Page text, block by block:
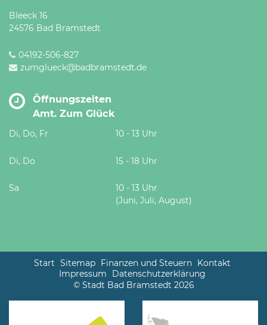
Bleeck 16
24576 Bad Bramstedt
04192-506-827
zumglueck@badbramstedt.de
Öffnungszeiten
Amt. Zum Glück
Di, Do, Fr 10 - 13 Uhr
Di, Do 15 - 18 Uhr
Sa
10 - 13 Uhr
(Juni, Juli, August)
Start Sitemap Finanzen und Steuern Kontakt
Impressum
Datenschutzerklärung
© Stadt Bad Bramstedt 2026